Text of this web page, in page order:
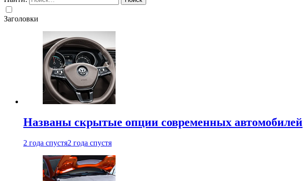
Заголовки
Названы скрытые опции современных автомобилей
2 года спустя2 года спустя